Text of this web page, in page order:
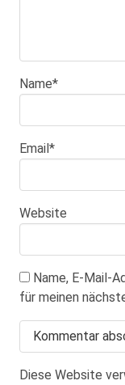
Name*
Email*
Website
Name, E-Mail-
für meinen
Diese Website